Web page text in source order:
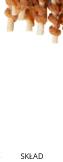
SKŁAD